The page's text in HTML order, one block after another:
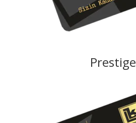
Prestige